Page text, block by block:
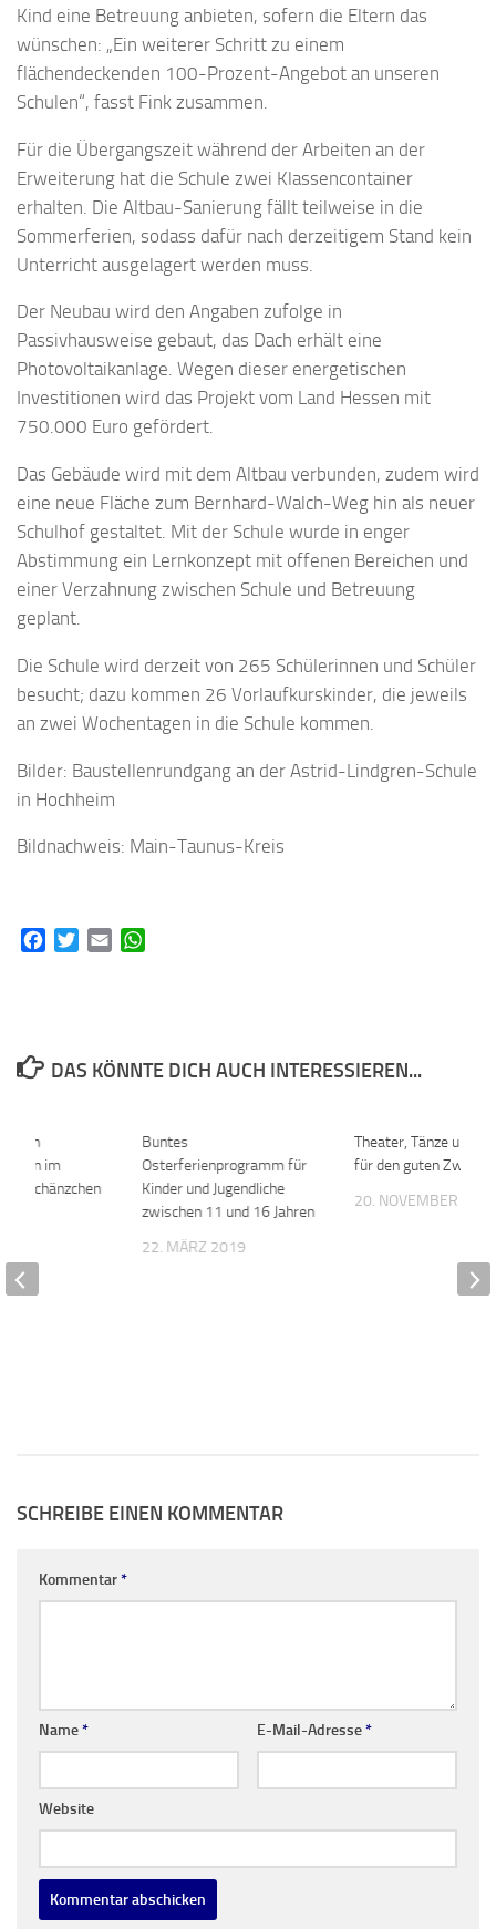
Kind eine Betreuung anbieten, sofern die Eltern das
wünschen: „Ein weiterer Schritt zu einem
flächendeckenden 100-Prozent-Angebot an unseren
Schulen“, fasst Fink zusammen.
Für die Übergangszeit während der Arbeiten an der
Erweiterung hat die Schule zwei Klassencontainer
erhalten. Die Altbau-Sanierung fällt teilweise in die
Sommerferien, sodass dafür nach derzeitigem Stand kein
Unterricht ausgelagert werden muss.
Der Neubau wird den Angaben zufolge in
Passivhausweise gebaut, das Dach erhält eine
Photovoltaikanlage. Wegen dieser energetischen
Investitionen wird das Projekt vom Land Hessen mit
750.000 Euro gefördert.
Das Gebäude wird mit dem Altbau verbunden, zudem wird
eine neue Fläche zum Bernhard-Walch-Weg hin als neuer
Schulhof gestaltet. Mit der Schule wurde in enger
Abstimmung ein Lernkonzept mit offenen Bereichen und
einer Verzahnung zwischen Schule und Betreuung
geplant.
Die Schule wird derzeit von 265 Schülerinnen und Schüler
besucht; dazu kommen 26 Vorlaufkurskinder, die jeweils
an zwei Wochentagen in die Schule kommen.
Bilder: Baustellenrundgang an der Astrid-Lindgren-Schule
in Hochheim
Bildnachweis: Main-Taunus-Kreis
FacebookTwitterEmail
DAS KÖNNTE DICH AUCH INTERESSIEREN...
Buntes
Osterferienprogramm für
Kinder und Jugendliche
zwischen 11 und 16 Jahren
22. MÄRZ 2019
Theater, Tänze und
für den guten Zweck
20. NOVEMBER
von
im
„Schänzchen
SCHREIBE EINEN KOMMENTAR
Kommentar*
Name* E-Mail-Adresse*
Website